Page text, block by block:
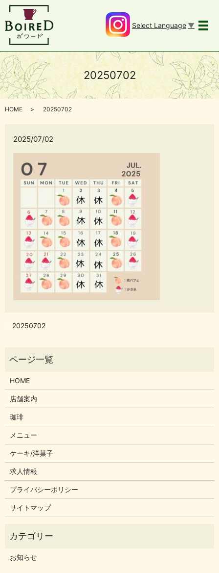
メ
Select Language ▼
20250702
HOME 20250702
2025/07/02
20250702
HOME
店舗案内
珈琲
メニュー
ケーキ/洋菓子
求人情報
プライバシーポリシー
サイトマップ
お知らせ